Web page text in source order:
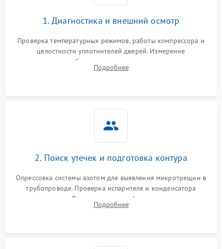
работе
2000 ₽ Подробнее →
1000 ₽
1800 ₽
1. Диагностика и внешний осмотр
Проверка температурных режимов, работы компрессора и
целостности уплотнителей дверей. Измерение
сопротивления обмоток мотора, проверка термостата и
считывание кодов ошибок с электронного дисплея.
Подробнее
2. Поиск утечек и подготовка контура
Опрессовка системы азотом для выявления микротрещин в
трубопроводе. Проверка испарителя и конденсатора
течеискателем. Демонтаж старого фильтра-осушителя и
продувка капиллярной трубки для устранения засоров.
Подробнее